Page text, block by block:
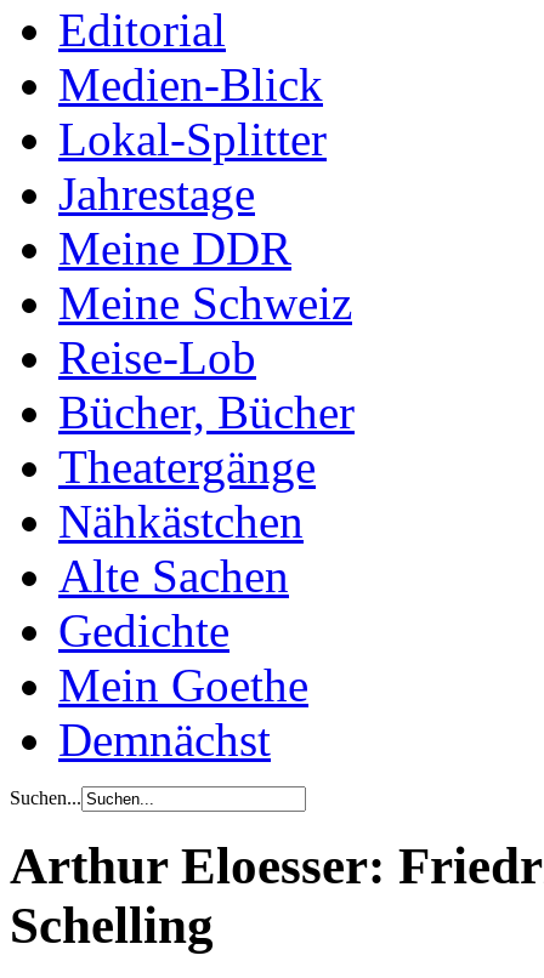
Editorial
Medien-Blick
Lokal-Splitter
Jahrestage
Meine DDR
Meine Schweiz
Reise-Lob
Bücher, Bücher
Theatergänge
Nähkästchen
Alte Sachen
Gedichte
Mein Goethe
Demnächst
Suchen...
Arthur Eloesser:
Schelling